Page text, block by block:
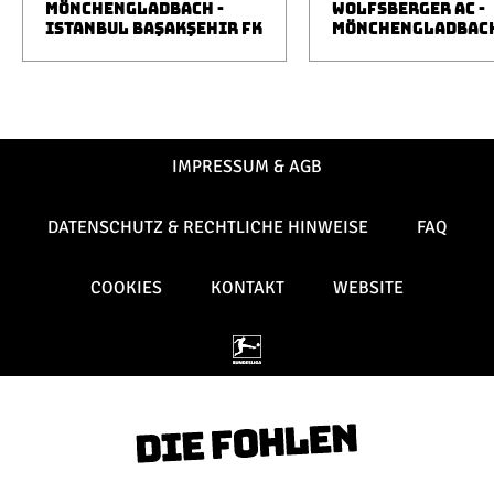
MÖNCHENGLADBACH -
ISTANBUL BAŞAKŞEHIR FK
WOLFSBERGER AC -
IMPRESSUM & AGB
DATENSCHUTZ & RECHTLICHE HINWEISE FAQ
COOKIES KONTAKT WEBSITE